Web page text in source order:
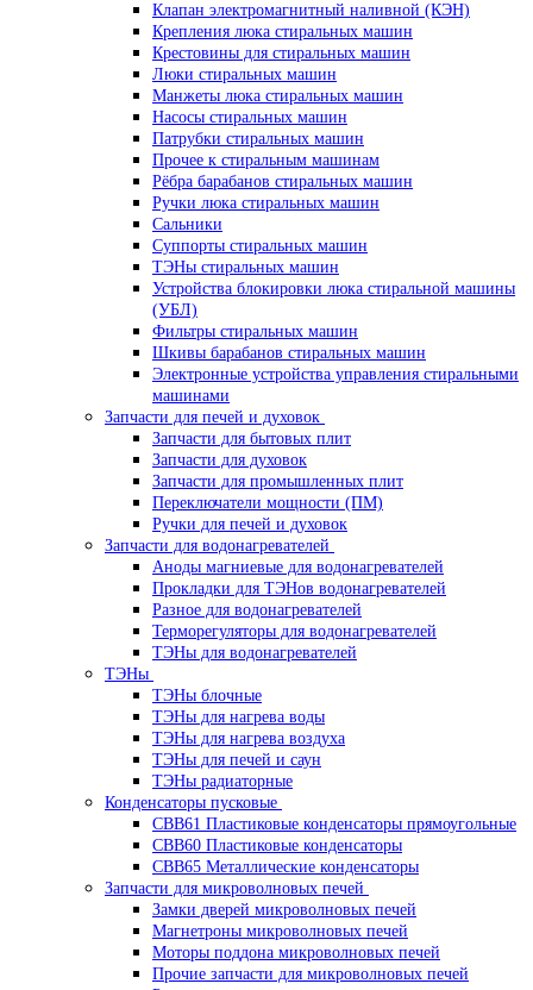
Клапан электромагнитный наливной (КЭН)
Крепления люка стиральных машин
Крестовины для стиральных машин
Люки стиральных машин
Манжеты люка стиральных машин
Насосы стиральных машин
Патрубки стиральных машин
Прочее к стиральным машинам
Рёбра барабанов стиральных машин
Ручки люка стиральных машин
Сальники
Суппорты стиральных машин
ТЭНы стиральных машин
Устройства блокировки люка стиральной машины
(УБЛ)
Фильтры стиральных машин
Шкивы барабанов стиральных машин
Электронные устройства управления стиральными
машинами
Запчасти для печей и духовок
Запчасти для бытовых плит
Запчасти для духовок
Запчасти для промышленных плит
Переключатели мощности (ПМ)
Ручки для печей и духовок
Запчасти для водонагревателей
Аноды магниевые для водонагревателей
Прокладки для ТЭНов водонагревателей
Разное для водонагревателей
Терморегуляторы для водонагревателей
ТЭНы для водонагревателей
ТЭНы
ТЭНы блочные
ТЭНы для нагрева воды
ТЭНы для нагрева воздуха
ТЭНы для печей и саун
ТЭНы радиаторные
Конденсаторы пусковые
CBB61 Пластиковые конденсаторы прямоугольные
CBB60 Пластиковые конденсаторы
CBB65 Металлические конденсаторы
Запчасти для микроволновых печей
Замки дверей микроволновых печей
Магнетроны микроволновых печей
Моторы поддона микроволновых печей
Прочие запчасти для микроволновых печей